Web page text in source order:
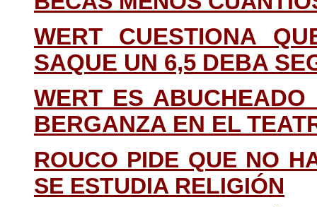
WERT CUESTIONA
SAQUE UN 6,5 DEBA
WERT ES
BERGANZA EN EL
ROUCO PIDE QUE NO
SE ESTUDIA RELIGIÓN